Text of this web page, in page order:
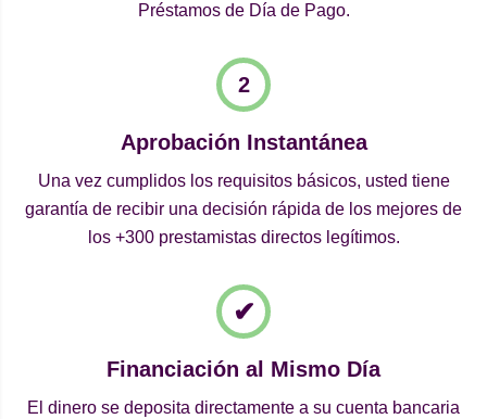
Préstamos de Día de Pago.
Aprobación Instantánea
Una vez cumplidos los requisitos básicos, usted tiene
garantía de recibir una decisión rápida de los mejores de
los +300 prestamistas directos legítimos.
Financiación al Mismo Día
El dinero se deposita directamente a su cuenta bancaria